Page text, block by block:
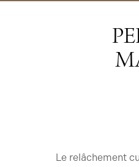
Le relâchement